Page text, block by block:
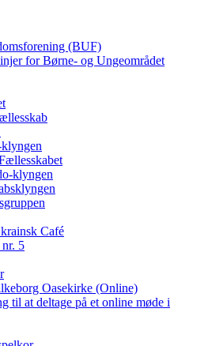
(BUF)
for Børne- og Ungeområdet
klyngen
Café
5
Oasekirke (Online)
til at deltage på et online møde i